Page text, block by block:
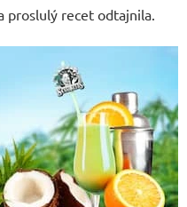
proslulý recet odtajnila.